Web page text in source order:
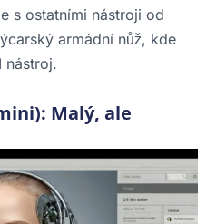
s ostatními nástroji od
armádní nůž, kde
nástroj.
Malý, ale